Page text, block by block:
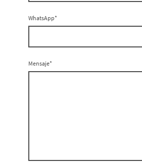
WhatsApp*
Mensaje*